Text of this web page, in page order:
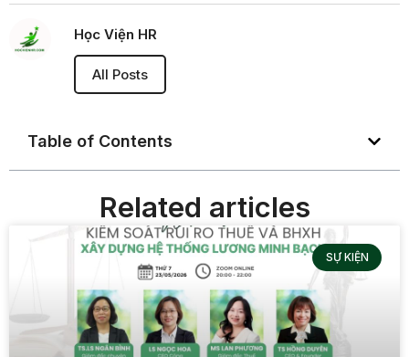
Học Viện HR
All Posts
Table of Contents
Related articles
SỰ KIỆN